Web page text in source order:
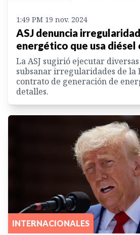
1:49 PM 19 nov. 2024
ASJ denuncia
energético que usa diésel
La ASJ sugirió ejecutar
subsanar irregularidades de la
contrato de generación de
detalles.
INTERNACIONALES